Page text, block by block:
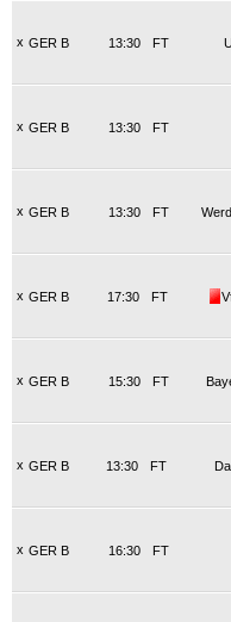
x GER B FT
13:30
x GER B FT
13:30
x GER B FT
13:30
x GER B FT
17:30
x GER B FT
15:30
x GER B FT
13:30
x GER B FT
16:30